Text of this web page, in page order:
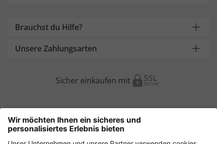
Brauchst du Hilfe?
Unsere Zahlungsarten
Sicher einkaufen mit
Weitere Onlineshops